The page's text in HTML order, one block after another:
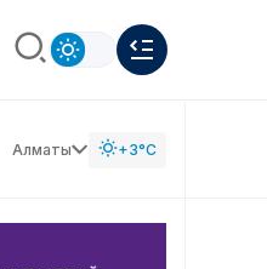
Алматы +3°C